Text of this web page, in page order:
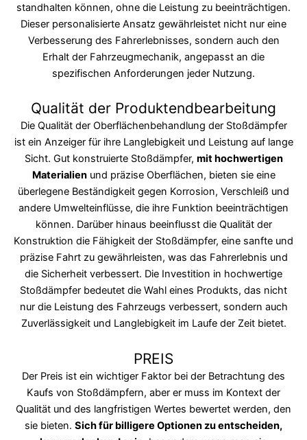
standhalten können, ohne die Leistung zu beeinträchtigen.
Dieser personalisierte Ansatz gewährleistet nicht nur eine
Verbesserung des Fahrerlebnisses, sondern auch den
Erhalt der Fahrzeugmechanik, angepasst an die
spezifischen Anforderungen jeder Nutzung.
Qualität der Produktendbearbeitung
Die Qualität der Oberflächenbehandlung der Stoßdämpfer
ist ein Anzeiger für ihre Langlebigkeit und Leistung auf lange
Sicht. Gut konstruierte Stoßdämpfer, mit hochwertigen
Materialienund präzise Oberflächen, bieten sie eine
überlegene Beständigkeit gegen Korrosion, Verschleiß und
andere Umwelteinflüsse, die ihre Funktion beeinträchtigen
können. Darüber hinaus beeinflusst die Qualität der
Konstruktion die Fähigkeit der Stoßdämpfer, eine sanfte und
präzise Fahrt zu gewährleisten, was das Fahrerlebnis und
die Sicherheit verbessert. Die Investition in hochwertige
Stoßdämpfer bedeutet die Wahl eines Produkts, das nicht
nur die Leistung des Fahrzeugs verbessert, sondern auch
Zuverlässigkeit und Langlebigkeit im Laufe der Zeit bietet.
PREIS
Der Preis ist ein wichtiger Faktor bei der Betrachtung des
Kaufs von Stoßdämpfern, aber er muss im Kontext der
Qualität und des langfristigen Wertes bewertet werden, den
sie bieten. Sich für billigere Optionen zu entscheiden,